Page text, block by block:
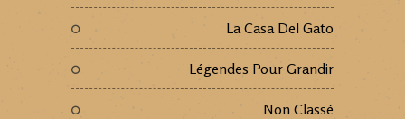
La Casa Del Gato
Légendes Pour Grandir
Non Classé